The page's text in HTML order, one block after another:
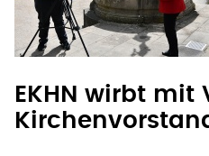
EKHN wirbt mit